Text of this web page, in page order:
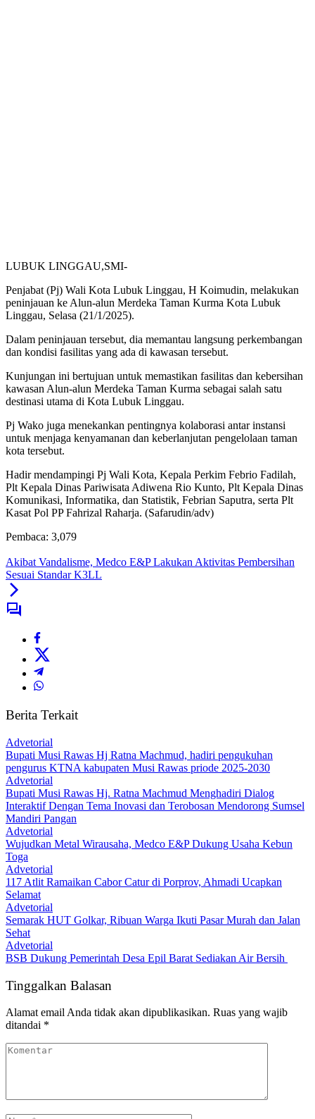
LUBUK LINGGAU,SMI-
Penjabat (Pj) Wali Kota Lubuk Linggau, H Koimudin, melakukan
peninjauan ke Alun-alun Merdeka Taman Kurma Kota Lubuk
Linggau, Selasa (21/1/2025).
Dalam peninjauan tersebut, dia memantau langsung perkembangan
dan kondisi fasilitas yang ada di kawasan tersebut.
Kunjungan ini bertujuan untuk memastikan fasilitas dan kebersihan
kawasan Alun-alun Merdeka Taman Kurma sebagai salah satu
destinasi utama di Kota Lubuk Linggau.
Pj Wako juga menekankan pentingnya kolaborasi antar instansi
untuk menjaga kenyamanan dan keberlanjutan pengelolaan taman
kota tersebut.
Hadir mendampingi Pj Wali Kota, Kepala Perkim Febrio Fadilah,
Plt Kepala Dinas Pariwisata Adiwena Rio Kunto, Plt Kepala Dinas
Komunikasi, Informatika, dan Statistik, Febrian Saputra, serta Plt
Kasat Pol PP Fahrizal Raharja. (Safarudin/adv)
Pembaca: 3,079
Akibat Vandalisme, Medco E&P Lakukan Aktivitas Pembersihan
Sesuai Standar K3LL
Berita Terkait
Advetorial
Bupati Musi Rawas Hj Ratna Machmud, hadiri pengukuhan
pengurus KTNA kabupaten Musi Rawas priode 2025-2030
Advetorial
Bupati Musi Rawas Hj. Ratna Machmud Menghadiri Dialog
Interaktif Dengan Tema Inovasi dan Terobosan Mendorong Sumsel
Mandiri Pangan
Advetorial
Wujudkan Metal Wirausaha, Medco E&P Dukung Usaha Kebun
Toga
Advetorial
117 Atlit Ramaikan Cabor Catur di Porprov, Ahmadi Ucapkan
Selamat
Advetorial
Semarak HUT Golkar, Ribuan Warga Ikuti Pasar Murah dan Jalan
Sehat
Advetorial
BSB Dukung Pemerintah Desa Epil Barat Sediakan Air Bersih
Tinggalkan Balasan
Alamat email Anda tidak akan dipublikasikan. Ruas yang wajib
ditandai *